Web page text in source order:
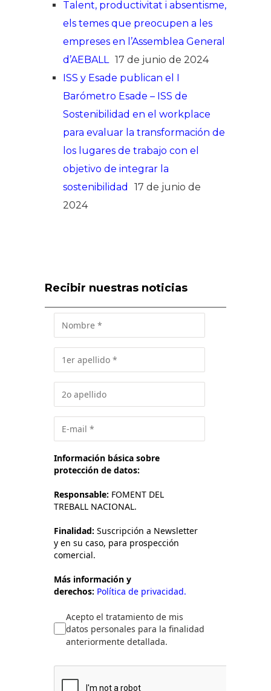
Talent, productivitat i absentisme,
els temes que preocupen a les
empreses en l’Assemblea General
d’AEBALL
17 de junio de 2024
ISS y Esade publican el I
Barómetro Esade – ISS de
Sostenibilidad en el workplace
para evaluar la transformación de
los lugares de trabajo con el
objetivo de integrar la
sostenibilidad
17 de junio de
2024
Recibir nuestras noticias
Información básica sobre
protección de datos:
Responsable: FOMENT DEL
TREBALL NACIONAL.
Finalidad: Suscripción a Newsletter
y en su caso, para prospección
comercial.
Más información y
derechos: Política de privacidad.
Acepto el tratamiento de mis
datos personales para la finalidad
anteriormente detallada.